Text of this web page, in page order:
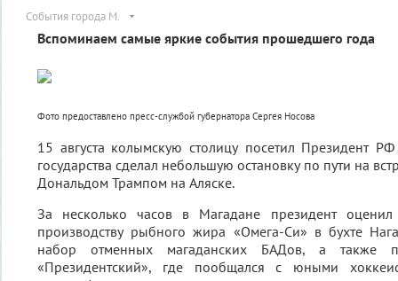
События города М.
Вспоминаем самые яркие события прошедшего года
Фото предоставлено пресс-службой губернатора Сергея Носова
15 августа колымскую столицу посетил Президент
государства сделал небольшую остановку по пути на
Дональдом Трампом на Аляске.
За несколько часов в Магадане президент
производству рыбного жира «Омега-Си» в бухте
набор отменных магаданских БАДов, а также
«Президентский», где пообщался с юными